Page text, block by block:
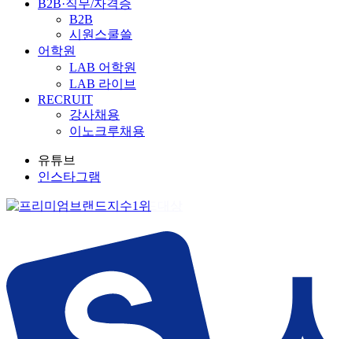
B2B·직무/자격증
B2B
시원스쿨쓸
어학원
LAB 어학원
LAB 라이브
RECRUIT
강사채용
이노크루채용
유튜브
인스타그램